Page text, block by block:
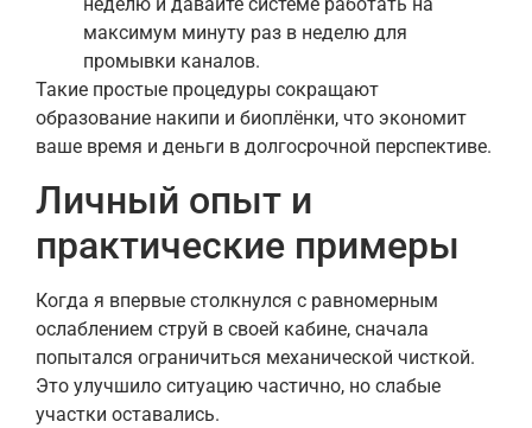
максимум минуту раз в неделю для
промывки каналов.
Такие простые процедуры сокращают
образование накипи и биоплёнки, что экономит
ваше время и деньги в долгосрочной перспективе.
Личный опыт и
практические примеры
Когда я впервые столкнулся с равномерным
ослаблением струй в своей кабине, сначала
попытался ограничиться механической чисткой.
Это улучшило ситуацию частично, но слабые
участки оставались.